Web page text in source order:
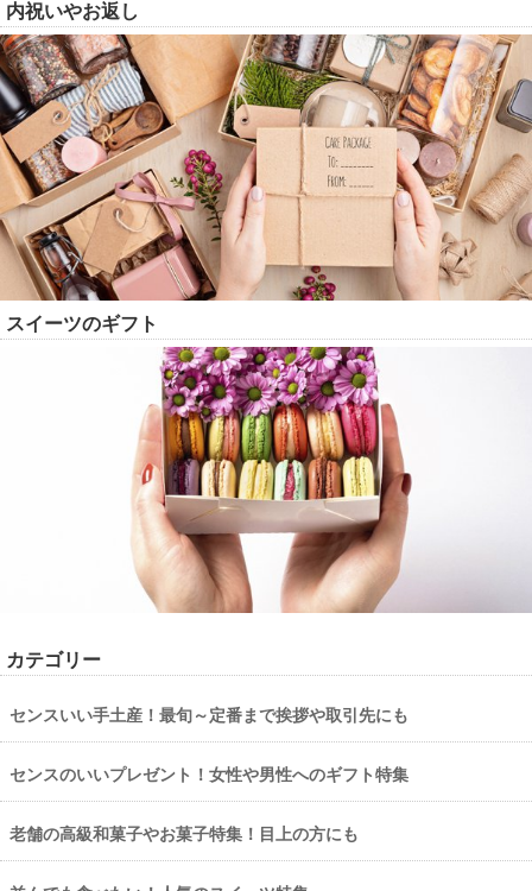
内祝いやお返し
スイーツのギフト
カテゴリー
センスいい手土産！最旬～定番まで挨拶や取引先にも
センスのいいプレゼント！女性や男性へのギフト特集
老舗の高級和菓子やお菓子特集！目上の方にも